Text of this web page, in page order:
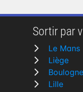
Sortir par
Le Mans
Liège
Lille